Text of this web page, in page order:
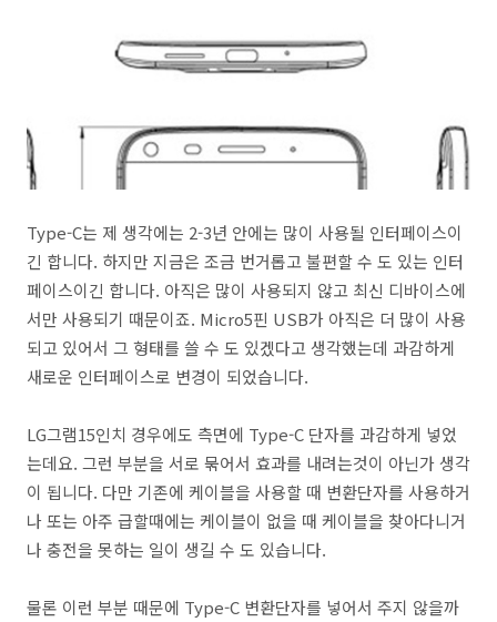
Type-C는 제 생각에는 2-3년 안에는 많이 사용될 인터페이스이
긴 합니다. 하지만 지금은 조금 번거롭고 불편할 수 도 있는 인터
페이스이긴 합니다. 아직은 많이 사용되지 않고 최신 디바이스에
서만 사용되기 때문이죠. Micro5핀 USB가 아직은 더 많이 사용
되고 있어서 그 형태를 쓸 수 도 있겠다고 생각했는데 과감하게
새로운 인터페이스로 변경이 되었습니다.
LG그램15인치 경우에도 측면에 Type-C 단자를 과감하게 넣었
는데요. 그런 부분을 서로 묶어서 효과를 내려는것이 아닌가 생각
이 됩니다. 다만 기존에 케이블을 사용할 때 변환단자를 사용하거
나 또는 아주 급할때에는 케이블이 없을 때 케이블을 찾아다니거
나 충전을 못하는 일이 생길 수 도 있습니다.
물론 이런 부분 때문에 Type-C 변환단자를 넣어서 주지 않을까